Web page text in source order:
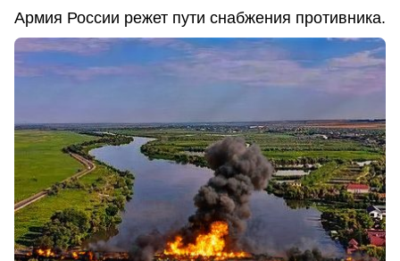
Армия России режет пути снабжения противника.